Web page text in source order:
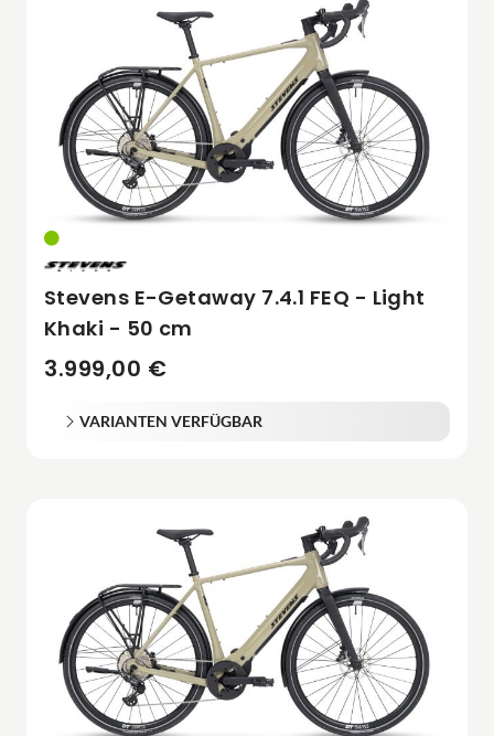
Stevens E-Getaway 7.4.1 FEQ - Light
Khaki - 50 cm
3.999,00 €
VARIANTEN VERFÜGBAR